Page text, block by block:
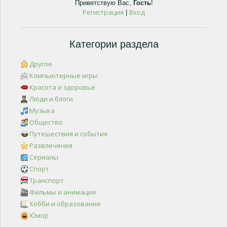
Приветствую Вас Гость!
Регистрация | Вход
Категории раздела
Другое
Компьютерные игры
Красота и здоровье
Люди и блоги
Музыка
Общество
Путешествия и события
Развлечения
Сериалы
Спорт
Транспорт
Фильмы и анимация
Хобби и образование
Юмор